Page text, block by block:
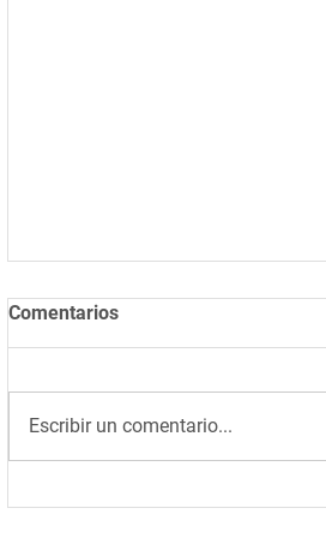
Comentarios
Escribir un comentario...